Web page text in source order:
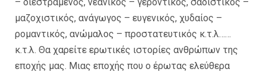
μαζοχιστικός, ανάγωγος – ευγενικός, χυδαίος –
ρομαντικός, ανώμαλος – προστατευτικός κ.τ.λ……
κ.τ.λ. Θα χαρείτε ερωτικές ιστορίες ανθρώπων της
εποχής μας. Μιας εποχής που ο έρωτας ελεύθερα